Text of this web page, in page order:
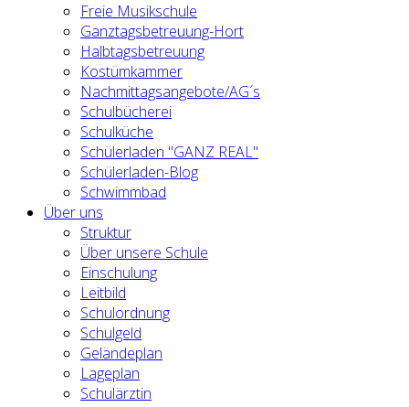
Freie Musikschule
Ganztagsbetreuung-Hort
Halbtagsbetreuung
Kostümkammer
Nachmittagsangebote/AG´s
Schulbücherei
Schulküche
Schülerladen "GANZ REAL"
Schülerladen-Blog
Schwimmbad
Über uns
Struktur
Über unsere Schule
Einschulung
Leitbild
Schulordnung
Schulgeld
Geländeplan
Lageplan
Schulärztin